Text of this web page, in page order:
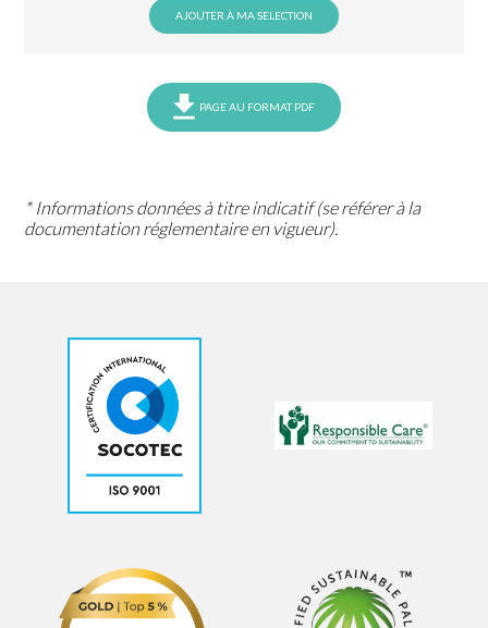
AJOUTER À MA SELECTION
PAGE AU FORMAT PDF
* Informations données à titre indicatif (se référer à la
documentation réglementaire en vigueur).